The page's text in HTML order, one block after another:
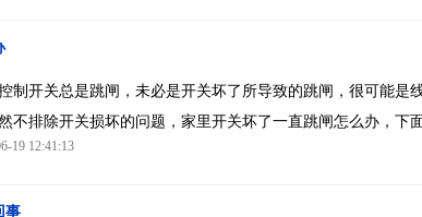
制开关总是跳闸，未必是开关坏了所导致的跳闸，很可能是
不排除开关损坏的问题，家里开关坏了一直跳闸怎么办，下
19 12:41:13
事